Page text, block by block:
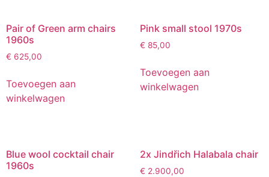
Pair of Green arm chairs
1960s
€ 625,00
Toevoegen aan
winkelwagen
Pink small stool 1970s
€ 85,00
Toevoegen aan
winkelwagen
Blue wool cocktail chair
1960s
2x Jindřich Halabala chair
€ 2.900,00